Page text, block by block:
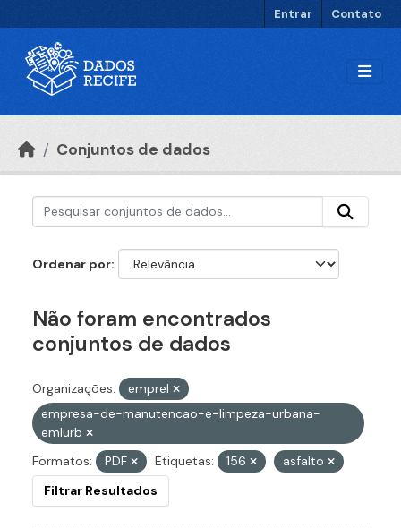
Entrar Contato
Conjuntos de dados
Ordenar por
Não foram encontrados
conjuntos de dados
Organizações:
emprel
empresa-de-manutencao-e-limpeza-urbana-
emlurb
Formatos:
PDF Etiquetas: 156
asfalto
Filtrar Resultados